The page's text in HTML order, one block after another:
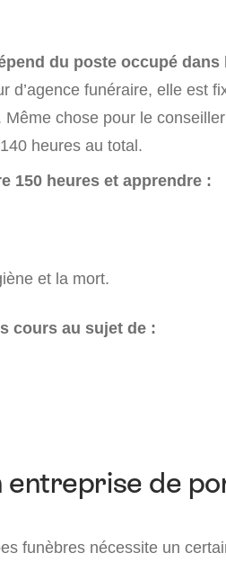
du poste occupé dans
d’agence funéraire, elle est
chose pour le
heures au total.
150 heures et apprendre :
et la mort.
cours au sujet de :
de
funèbres nécessite un